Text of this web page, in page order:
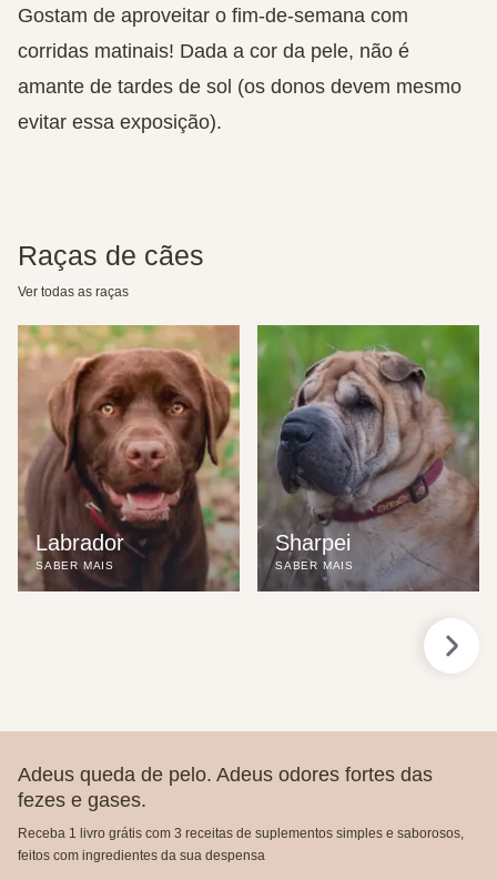
Gostam de aproveitar o fim-de-semana com
corridas matinais! Dada a cor da pele, não é
amante de tardes de sol (os donos devem mesmo
evitar essa exposição).
Raças de cães
Ver todas as raças
Labrador
SABER MAIS
Sharpei
SABER MAIS
Adeus queda de pelo. Adeus odores fortes das
fezes e gases.
Receba 1 livro grátis com 3 receitas de suplementos simples e saborosos,
feitos com ingredientes da sua despensa